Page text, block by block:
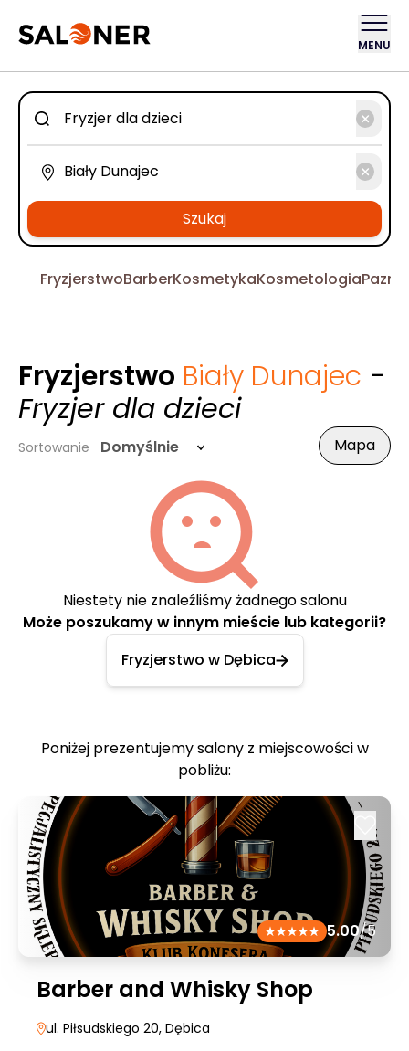
MENU
Szukaj
FryzjerstwoBarberKosmetykaKosmetologia
Fryzjerstwo Biały Dunajec -
Fryzjer dla dzieci
Sortowanie Domyślnie Mapa
Niestety nie znaleźliśmy żadnego salonu
Może poszukamy w innym mieście lub kategorii?
Fryzjerstwo w Dębica
Poniżej prezentujemy salony z miejscowości w
pobliżu:
5.00/5
Barber and Whisky Shop
ul. Piłsudskiego 20, Dębica